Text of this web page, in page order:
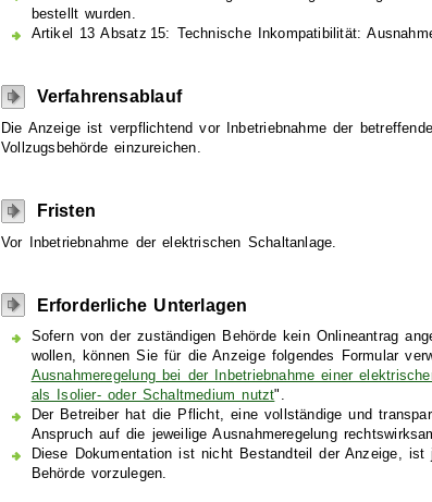
bestellt wurden.
Artikel 13 Absatz 15: Technische Inkompatibilität:
Verfahrensablauf
Die Anzeige ist verpflichtend vor Inbetriebnahme der
Vollzugsbehörde einzureichen.
Fristen
Vor Inbetriebnahme der elektrischen Schaltanlage.
Erforderliche Unterlagen
Sofern von der zuständigen Behörde kein Onlineantrag
wollen, können Sie für die Anzeige folgendes Formular
Ausnahmeregelung bei der Inbetriebnahme einer
als Isolier- oder Schaltmedium nutzt".
Der Betreiber hat die Pflicht, eine vollständige und
Anspruch auf die jeweilige Ausnahmeregelung
Diese Dokumentation ist nicht Bestandteil der Anzeige, ist
Behörde vorzulegen.